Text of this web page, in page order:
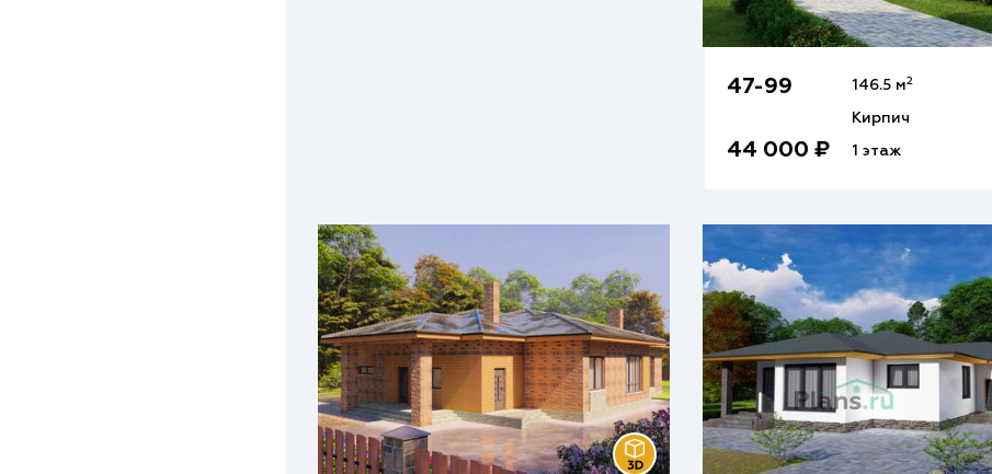
47-99
44 000 ₽
146.5 м2
Кирпич
1 этаж